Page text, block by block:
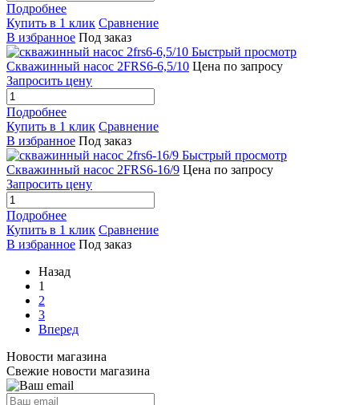
Подробнее
Купить в 1 клик Сравнение
В избранное Под заказ
Быстрый просмотр
Скважинный насос 2FRS6-6,5/10 Цена по запросу
Запросить цену
Подробнее
Купить в 1 клик Сравнение
В избранное Под заказ
Быстрый просмотр
Скважинный насос 2FRS6-16/9 Цена по запросу
Запросить цену
Подробнее
Купить в 1 клик Сравнение
В избранное Под заказ
Назад
1
2
3
Вперед
Новости магазина
Свежие новости магазина